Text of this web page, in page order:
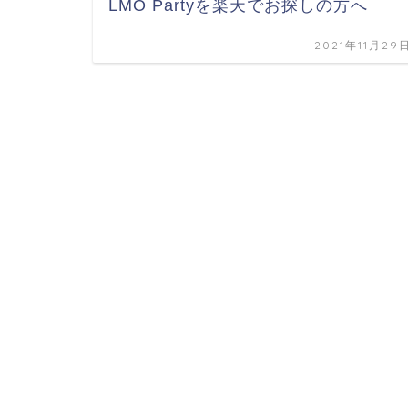
LMO Partyを楽天でお探しの方へ
2021年11月29